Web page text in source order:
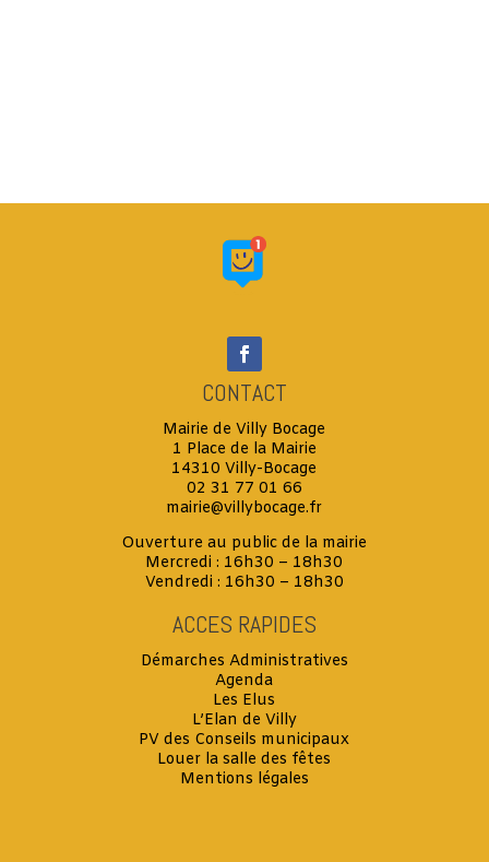
CONTACT
Mairie de Villy Bocage
1 Place de la Mairie
14310 Villy-Bocage
02 31 77 01 66
mairie@villybocage.fr
Ouverture au public de la mairie
Mercredi : 16h30 – 18h30
Vendredi : 16h30 – 18h30
ACCES RAPIDES
Démarches Administratives
Agenda
Les Elus
L’Elan de Villy
PV des Conseils municipaux
Louer la salle des fêtes
Mentions légales